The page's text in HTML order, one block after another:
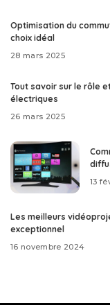
Optimisation du
choix idéal
28 mars 2025
Tout savoir sur le rôle
électriques
26 mars 2025
13
Les meilleurs
exceptionnel
16 novembre 2024